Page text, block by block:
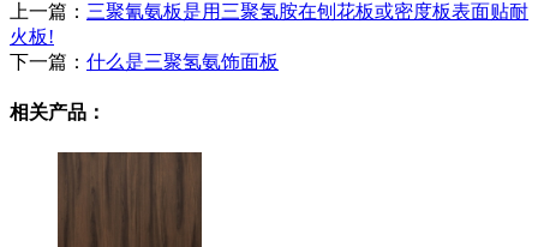
上一篇： 三聚氰氨板是用三聚氢胺在刨花板或密度板表面贴耐
火板!
下一篇： 什么是三聚氢氨饰面板
相关产品：